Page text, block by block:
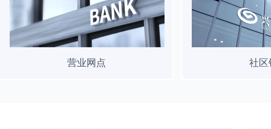
营业网点 社区